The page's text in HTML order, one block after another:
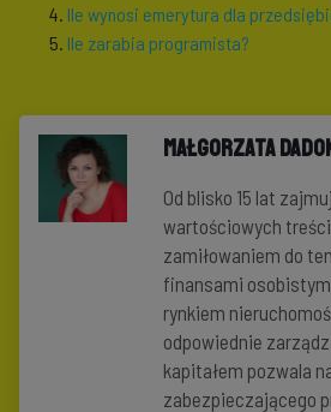
Ile wynosi emerytura dla
Ile zarabia programista?
Małgorzata
Od blisko 15 lat
wartościowych
zamiłowaniem do
finansami
rynkiem
odpowiednie
kapitałem pozwala
zabezpieczającego